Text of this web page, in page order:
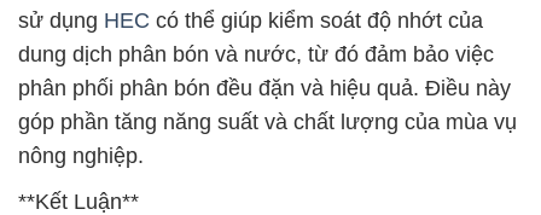
sử dụng HEC có thể giúp kiểm soát độ nhớt của
dung dịch phân bón và nước, từ đó đảm bảo việc
phân phối phân bón đều đặn và hiệu quả. Điều này
góp phần tăng năng suất và chất lượng của mùa vụ
nông nghiệp.
**Kết Luận**